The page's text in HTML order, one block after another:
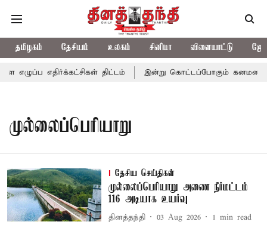
தமிழகம் தேசியம் உலகம் சினிமா விளையாட்டு
எதிர்க்கட்சிகள் திட்டம் இன்று கொட்டப்போகும் கனமழை..
முல்லைப்பெரியாறு
தேசிய செய்திகள்
முல்லைப்பெரியாறு அணை நீர்மட்டம்
116 அடியாக உயர்வு
தினத்தந்தி 03 Aug 2026 1 min read